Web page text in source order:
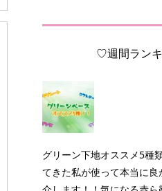
♡週間ラン
グリーン下地オススメ5種
てきた私が使って本当に